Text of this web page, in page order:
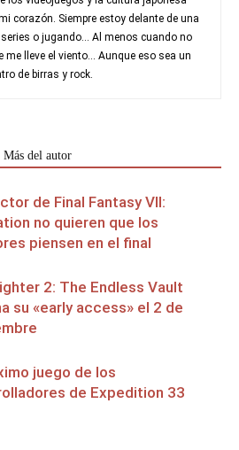
corazón. Siempre estoy delante de una
o jugando... Al menos cuando no
lleve el viento... Aunque eso sea un
de birras y rock.
Más del autor
de Final Fantasy VII:
no quieren que los
piensen en el final
2: The Endless Vault
su «early access» el 2 de
juego de los
de Expedition 33